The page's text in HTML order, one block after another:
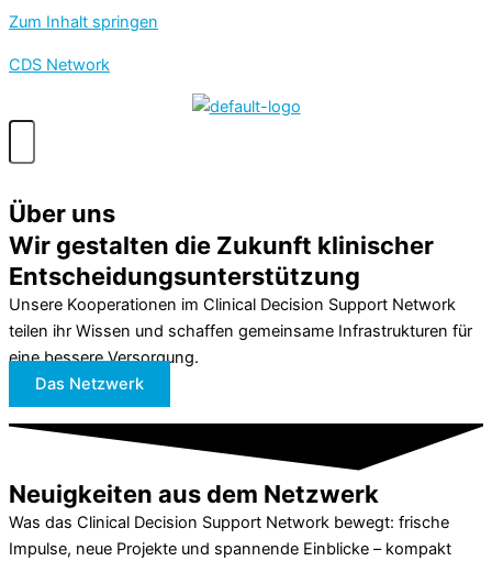
Zum Inhalt springen
CDS Network
Über uns
Wir gestalten die Zukunft klinischer
Entscheidungs­unterstützung
Unsere Kooperationen im Clinical Decision Support Network
teilen ihr Wissen und schaffen gemeinsame Infrastrukturen für
eine bessere Versorgung.
Das Netzwerk
Neuig­kei­ten aus dem Netzwerk
Was das Clinical Decision Support Network bewegt: frische
Impulse, neue Projekte und spannende Einblicke – kompakt